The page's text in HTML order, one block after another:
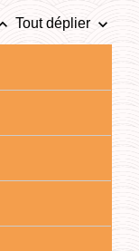
Tout déplier keyboard_arrow_down